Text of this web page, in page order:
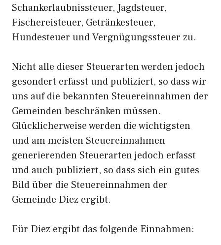
Schankerlaubnissteuer, Jagdsteuer,
Fischereisteuer, Getränkesteuer,
Hundesteuer und Vergnügungssteuer zu.
Nicht alle dieser Steuerarten werden jedoch
gesondert erfasst und publiziert, so dass wir
uns auf die bekannten Steuereinnahmen der
Gemeinden beschränken müssen.
Glücklicherweise werden die wichtigsten
und am meisten Steuereinnahmen
generierenden Steuerarten jedoch erfasst
und auch publiziert, so dass sich ein gutes
Bild über die Steuereinnahmen der
Gemeinde Diez ergibt.
Für Diez ergibt das folgende Einnahmen: